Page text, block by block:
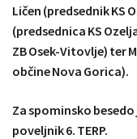
Ličen (predsednik KS
(predsednica KS
ZB Osek-Vitovlje) ter
občine Nova Gorica).
Za spominsko
poveljnik 6. TERP.